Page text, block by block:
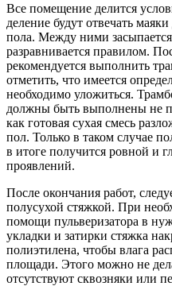
Все помещение делится
деление будут отвечать
пола. Между ними
разравнивается правилом.
рекомендуется выполнить
отметить, что имеется
необходимо уложиться.
должны быть выполнены не
как готовая сухая смесь
пол. Только в таком случае
в итоге получится ровной и
проявлений.
После окончания работ,
полусухой стяжкой. При
помощи пульверизатора в
укладки и затирки стяжка
полиэтилена, чтобы влага
площади. Этого можно не
отсутствуют сквозняки или